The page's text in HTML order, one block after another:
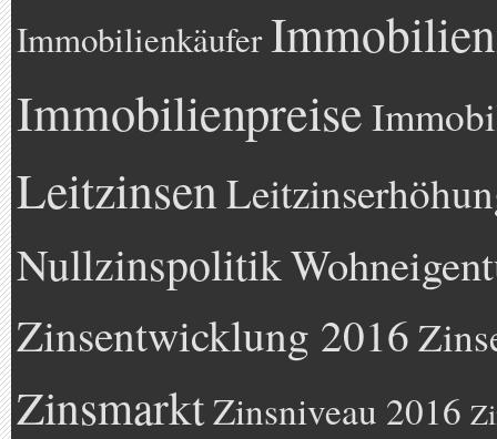
Immobilienkäufer
Immobilienpreise
Leitzinsen
Nullzinspolitik
Zinsentwicklung 2016
ZinsmarktZinsniveau 2016